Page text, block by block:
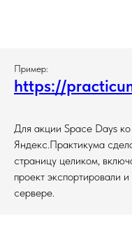
Пример:
https://
Для акции Space Days
Яндекс.Практикума
страницу целиком,
проект экспортировали
сервере.